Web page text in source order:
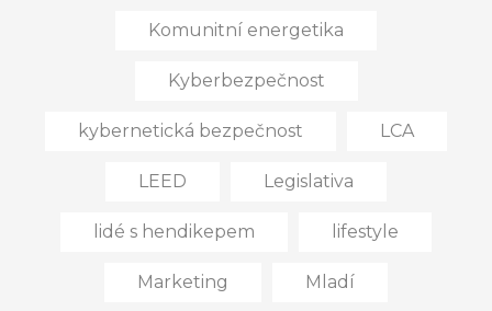
Komunitní energetika
Kyberbezpečnost
kybernetická bezpečnost LCA
LEED Legislativa
lidé s hendikepem lifestyle
Marketing Mladí